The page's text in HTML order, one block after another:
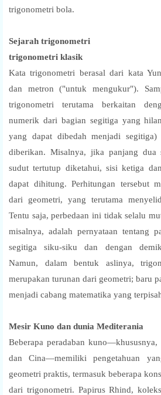
trigonometri bola.
Sejarah trigonometri
trigonometri klasik
Kata trigonometri berasal dari kata
dan metron ("untuk mengukur").
trigonometri terutama berkaitan
numerik dari bagian segitiga yang
yang dapat dibedah menjadi
diberikan. Misalnya, jika panjang dua
sudut tertutup diketahui, sisi ketiga
dapat dihitung. Perhitungan tersebut
dari geometri, yang terutama
Tentu saja, perbedaan ini tidak selalu
misalnya, adalah pernyataan tentang
segitiga siku-siku dan dengan
Namun, dalam bentuk aslinya,
merupakan turunan dari geometri; baru
menjadi cabang matematika yang
Mesir Kuno dan dunia Mediterania
Beberapa peradaban
dan Cina—memiliki pengetahuan
geometri praktis, termasuk beberapa
dari trigonometri. Papirus Rhind,